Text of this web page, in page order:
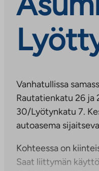
Vanhatullissa
Rautatienkatu 26 ja
30/Lyötynkatu 7.
autoasema
Kohteessa on
Saat liittymän